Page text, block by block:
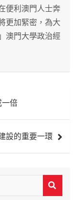
利澳門人士奔
更加緊密，為大
澳門大學政治經
一倍
設的重要一環